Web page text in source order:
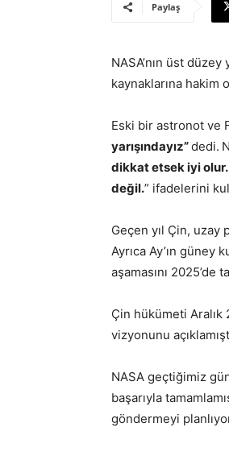
Paylaş
NASA’nın üst
kaynaklarına hakim
Eski bir astronot ve
yarışındayız”dedi.
dikkat etsek iyi olur.
değil.” ifadelerini
Geçen yıl Çin, uzay
Ayrıca Ay’ın güney
aşamasını 2025’de
Çin hükümeti Aralık
vizyonunu
NASA geçtiğimiz
başarıyla
göndermeyi